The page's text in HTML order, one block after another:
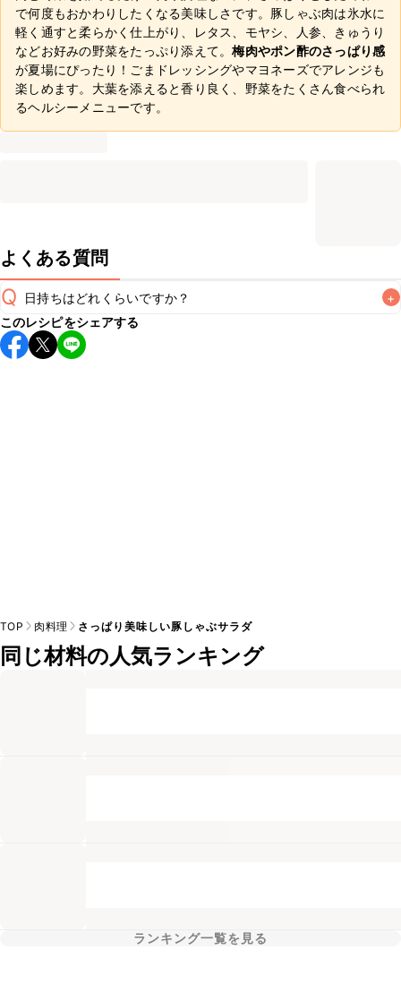
で何度もおかわりしたくなる美味しさです。豚しゃぶ肉は氷水に
軽く通すと柔らかく仕上がり、レタス、モヤシ、人参、きゅうり
などお好みの野菜をたっぷり添えて。梅肉やポン酢のさっぱり感
が夏場にぴったり！ごまドレッシングやマヨネーズでアレンジも
楽しめます。大葉を添えると香り良く、野菜をたくさん食べられ
るヘルシーメニューです。
よくある質問
Q 日持ちはどれくらいですか？ +
保存期間は冷蔵で当日中が目安です。なるべくお早めにお召
し上がりください。
このレシピをシェアする
TOP 肉料理 さっぱり美味しい豚しゃぶサラダ
同じ材料の人気ランキング
ランキング一覧を見る